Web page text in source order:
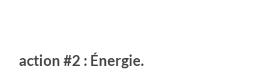
action #2 : Énergie.